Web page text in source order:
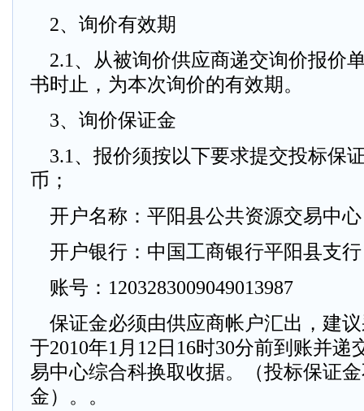
2、询价有效期
2.1、从被询价供应商递交询价报价
书时止，为本次询价的有效期。
3、询价保证金
3.1、报价须按以下要求提交投标保
币；
开户名称：平阳县公共资源交易中心
开户银行：中国工商银行平阳县支行
账号：1203283009049013987
保证金必须由供应商帐户汇出，建
于2010年1月12日16时30分前到账并
易中心综合科换取收据。（投标保证
金）。。